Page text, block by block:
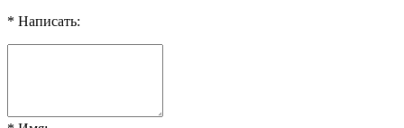
* Написать: